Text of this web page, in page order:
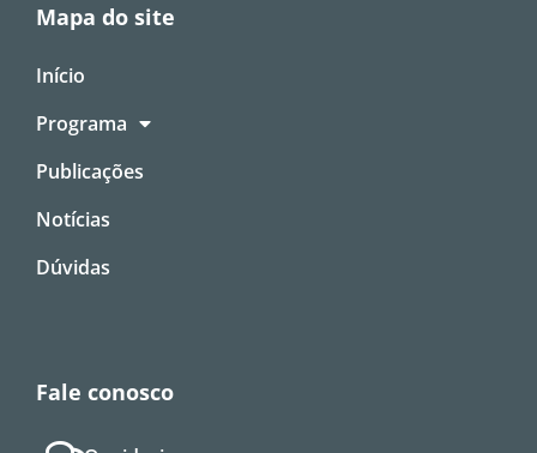
Mapa do site
Início
Programa
Publicações
Notícias
Dúvidas
Fale conosco